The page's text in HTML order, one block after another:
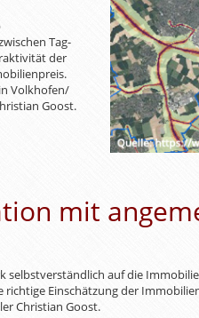
Tag-
der
Volkhofen/
Goost.
mit
auf die
Einschätzung der
Christian Goost.